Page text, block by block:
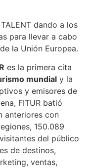
dando a los
para llevar a cabo
la Unión Europea.
es la primera cita
mundial y la
y emisores de
FITUR batió
anteriores con
150.089
del público
de destinos,
ventas,